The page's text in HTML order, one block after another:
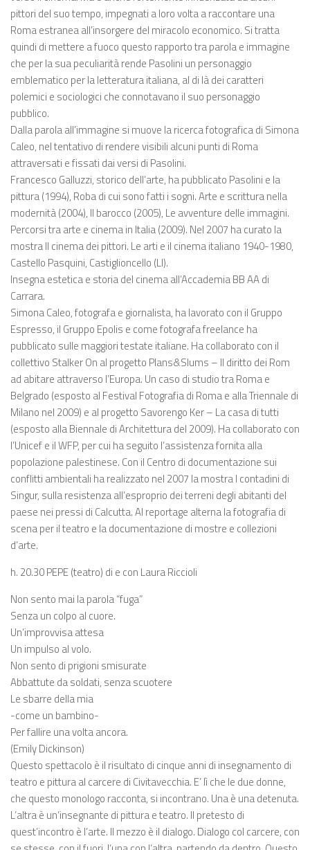
pittori del suo tempo, impegnati a loro volta a raccontare una
Roma estranea all’insorgere del miracolo economico. Si tratta
quindi di mettere a fuoco questo rapporto tra parola e immagine
che per la sua peculiarità rende Pasolini un personaggio
emblematico per la letteratura italiana, al di là dei caratteri
polemici e sociologici che connotavano il suo personaggio
pubblico.
Dalla parola all’immagine si muove la ricerca fotografica di Simona
Caleo, nel tentativo di rendere visibili alcuni punti di Roma
attraversati e fissati dai versi di Pasolini.
Francesco Galluzzi, storico dell’arte, ha pubblicato Pasolini e la
pittura (1994), Roba di cui sono fatti i sogni. Arte e scrittura nella
modernità (2004), Il barocco (2005), Le avventure delle immagini.
Percorsi tra arte e cinema in Italia (2009). Nel 2007 ha curato la
mostra Il cinema dei pittori. Le arti e il cinema italiano 1940-1980,
Castello Pasquini, Castiglioncello (LI).
Insegna estetica e storia del cinema all’Accademia BB AA di
Carrara.
Simona Caleo, fotografa e giornalista, ha lavorato con il Gruppo
Espresso, il Gruppo Epolis e come fotografa freelance ha
pubblicato sulle maggiori testate italiane. Ha collaborato con il
collettivo Stalker On al progetto Plans&Slums – Il diritto dei Rom
ad abitare attraverso l’Europa. Un caso di studio tra Roma e
Belgrado (esposto al Festival Fotografia di Roma e alla Triennale di
Milano nel 2009) e al progetto Savorengo Ker – La casa di tutti
(esposto alla Biennale di Architettura del 2009). Ha collaborato con
l’Unicef e il WFP, per cui ha seguito l’assistenza fornita alla
popolazione palestinese. Con il Centro di documentazione sui
conflitti ambientali ha realizzato nel 2007 la mostra I contadini di
Singur, sulla resistenza all’esproprio dei terreni degli abitanti del
paese nei pressi di Calcutta. Al reportage alterna la fotografia di
scena per il teatro e la documentazione di mostre e collezioni
d’arte.
h. 20.30 PEPE (teatro) di e con Laura Riccioli
Non sento mai la parola “fuga”
Senza un colpo al cuore.
Un’improvvisa attesa
Un impulso al volo.
Non sento di prigioni smisurate
Abbattute da soldati, senza scuotere
Le sbarre della mia
-come un bambino-
Per fallire una volta ancora.
(Emily Dickinson)
Questo spettacolo è il risultato di cinque anni di insegnamento di
teatro e pittura al carcere di Civitavecchia. E’ lì che le due donne,
che questo monologo racconta, si incontrano. Una è una detenuta.
L’altra è un’insegnante di pittura e teatro. Il pretesto di
quest’incontro è l’arte. Il mezzo è il dialogo. Dialogo col carcere, con